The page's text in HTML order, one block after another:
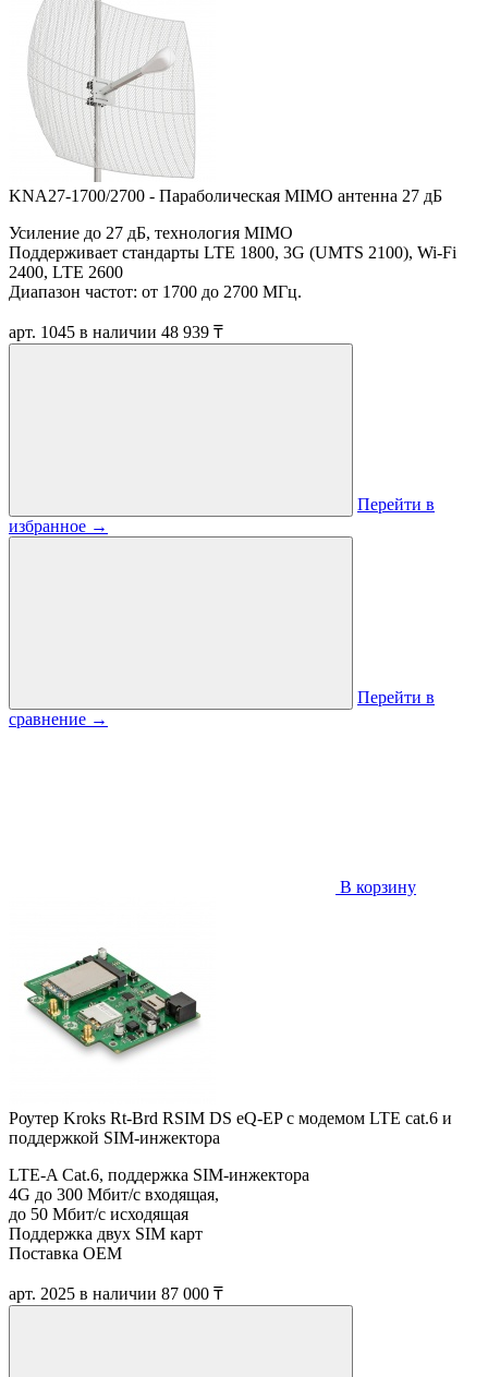
KNA27-1700/2700 - Параболическая MIMO антенна 27 дБ
Усиление до 27 дБ, технология MIMO
Поддерживает стандарты LTE 1800, 3G (UMTS 2100), Wi-Fi
2400, LTE 2600
Диапазон частот: от 1700 до 2700 МГц.
арт. 1045 в наличии 48 939 ₸
Перейти в
избранное →
Перейти в
сравнение →
В корзину
Роутер Kroks Rt-Brd RSIM DS eQ-EP с модемом LTE cat.6 и
поддержкой SIM-инжектора
LTE-A Cat.6, поддержка SIM-инжектора
4G до 300 Мбит/c входящая,
до 50 Мбит/с исходящая
Поддержка двух SIM карт
Поставка OEM
арт. 2025 в наличии 87 000 ₸